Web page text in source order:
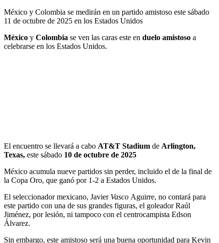
México y Colombia se medirán en un partido amistoso este sábado
11 de octubre de 2025 en los Estados Unidos
México y Colombia se ven las caras este en duelo amistoso a
celebrarse en los Estados Unidos.
El encuentro se llevará a cabo AT&T Stadium de Arlington,
Texas, este sábado 10 de octubre de 2025
México acumula nueve partidos sin perder, incluido el de la final de
la Copa Oro, que ganó por 1-2 a Estados Unidos.
El seleccionador mexicano, Javier Vasco Aguirre, no contará para
este partido con una de sus grandes figuras, el goleador Raúl
Jiménez, por lesión, ni tampoco con el centrocampista Edson
Álvarez.
Sin embargo, este amistoso será una buena oportunidad para Kevin